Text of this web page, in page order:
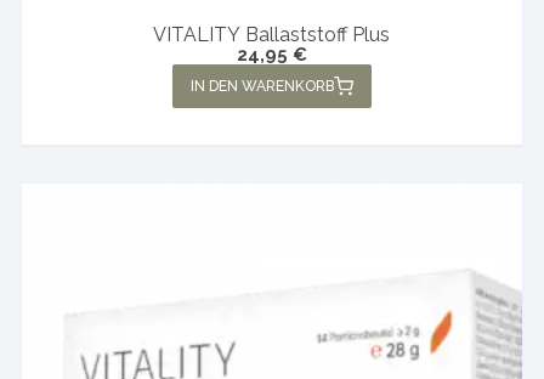
VITALITY Ballaststoff Plus
24,95 €
IN DEN WARENKORB